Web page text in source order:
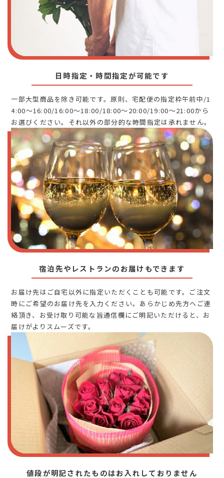
日時指定・時間指定が可能です
一部大型商品を除き可能です。原則、宅配便の指定枠午前中/1
4:00～16:00/16:00～18:00/18:00～20:00/19:00～21:00から
お選びください。それ以外の部分的な時間指定は承れません。
宿泊先やレストランのお届けもできます
お届け先はご自宅以外に指定いただくことも可能です。ご注文
時にご希望のお届け先を入力ください。あらかじめ先方へご連
絡頂き、お受け取り可能な旨通信欄にご明記いただけると、お
届けがよりスムーズです。
値段が明記されたものはお入れしておりません